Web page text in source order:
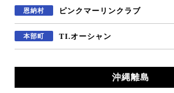
恩納村 ピンクマーリンクラブ
本部町 TI.オーシャン
沖縄離島